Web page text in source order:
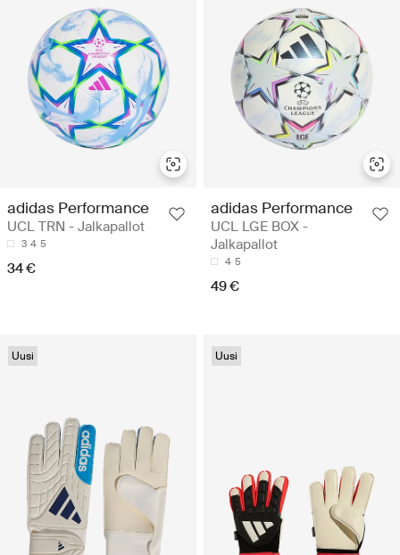
adidas Performance
UCL TRN - Jalkapallot
3 4 5
34 €
adidas Performance
UCL LGE BOX -
Jalkapallot
4 5
49 €
Uusi Uusi